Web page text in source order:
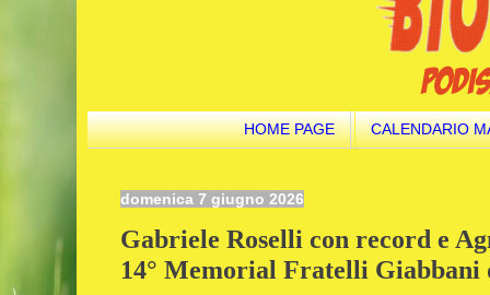
HOME PAGE CALENDARIO
domenica 7 giugno 2026
Gabriele Roselli con record e
14° Memorial Fratelli Giabbani